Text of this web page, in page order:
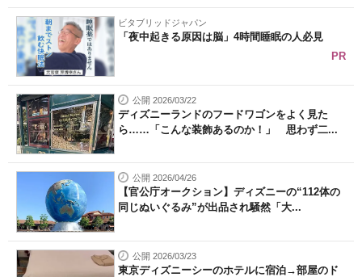
ビタブリッドジャパン
「夜中起きる原因は脳」4時間睡眠の人必見
PR
公開 2026/03/22
ディズニーランドのフードワゴンをよく見た
ら……「こんな装飾あるのか！」 思わず二...
公開 2026/04/26
【官公庁オークション】ディズニーの“112体の
同じぬいぐるみ”が出品され騒然「大...
公開 2026/03/23
東京ディズニーシーのホテルに宿泊→部屋のド